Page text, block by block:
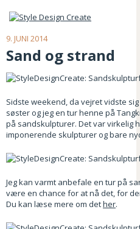
9. JUNI 2014
Sand og strand
Sidste weekend, da vejret vidste
søster og jeg en tur henne på
på sandskulpturer. Det var virkelig
imponerende skulpturer og bare
Jeg kan varmt anbefale en tur på
være en chance for at nå det, for
Du kan læse mere om dether.